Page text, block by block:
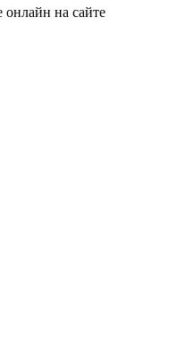
онлайн на сайте